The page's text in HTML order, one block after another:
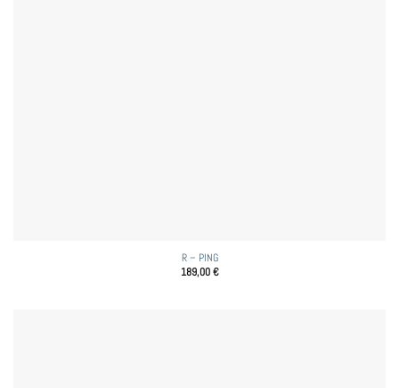
R – PING
189,00€